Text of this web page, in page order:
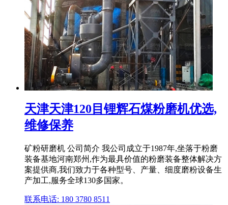
天津天津120目锂辉石煤粉磨机优选,
维修保养
矿粉研磨机 公司简介 我公司成立于1987年,坐落于粉磨
装备基地河南郑州,作为最具价值的粉磨装备整体解决方
案提供商,我们致力于各种型号、产量、细度磨粉设备生
产加工,服务全球130多国家。
联系电话: 180 3780 8511